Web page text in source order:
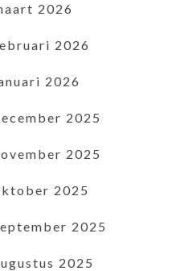
2026
2026
2026
2025
2025
2025
2025
2025